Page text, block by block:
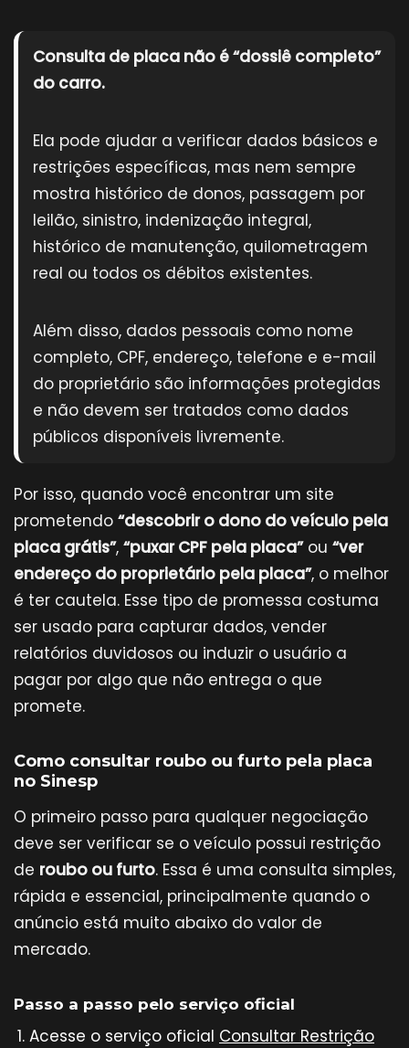
Consulta de placa não é “dossiê completo”
do carro.
Ela pode ajudar a verificar dados básicos e
restrições específicas, mas nem sempre
mostra histórico de donos, passagem por
leilão, sinistro, indenização integral,
histórico de manutenção, quilometragem
real ou todos os débitos existentes.
Além disso, dados pessoais como nome
completo, CPF, endereço, telefone e e-mail
do proprietário são informações protegidas
e não devem ser tratados como dados
públicos disponíveis livremente.
Por isso, quando você encontrar um site
prometendo “descobrir o dono do veículo pela
placa grátis”, “puxar CPF pela placa”ou “ver
endereço do proprietário pela placa”, o melhor
é ter cautela. Esse tipo de promessa costuma
ser usado para capturar dados, vender
relatórios duvidosos ou induzir o usuário a
pagar por algo que não entrega o que
promete.
Como consultar roubo ou furto pela placa
no Sinesp
O primeiro passo para qualquer negociação
deve ser verificar se o veículo possui restrição
de roubo ou furto. Essa é uma consulta simples,
rápida e essencial, principalmente quando o
anúncio está muito abaixo do valor de
mercado.
Passo a passo pelo serviço oficial
Acesse o serviço oficial Consultar Restrição